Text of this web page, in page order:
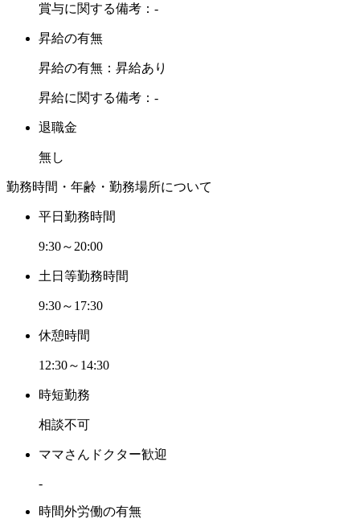
賞与に関する備考：-
昇給の有無
昇給の有無：昇給あり
昇給に関する備考：-
退職金
無し
勤務時間・年齢・勤務場所について
平日勤務時間
9:30～20:00
土日等勤務時間
9:30～17:30
休憩時間
12:30～14:30
時短勤務
相談不可
ママさんドクター歓迎
-
時間外労働の有無